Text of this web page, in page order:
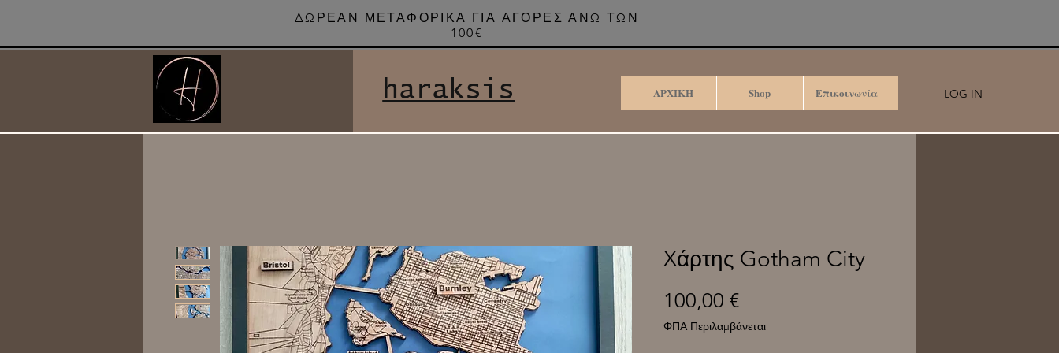
ΔΩΡΕΑΝ ΜΕΤΑΦΟΡΙΚΑ ΓΙΑ ΑΓΟΡΕΣ ΑΝΩ ΤΩΝ
100€
haraksis ΑΡΧΙΚΗ Shop Επικοινωνία LOG IN
Xάρτης Gotham City
100,00 €Τιμή
ΦΠΑ Περιλαμβάνεται